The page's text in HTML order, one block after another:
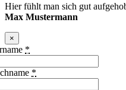
Hier fühlt man sich gut
Max Mustermann
×
*
*